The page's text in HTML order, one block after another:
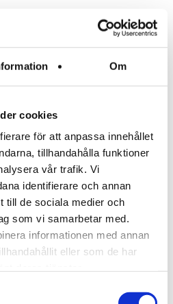
Om
cookies
för att anpassa innehållet
tillhandahålla funktioner
vår trafik. Vi
identifierare och annan
till de sociala medier och
som vi samarbetar med.
informationen med annan
eller som de har
om
ID och datum
oss gällande
för följande